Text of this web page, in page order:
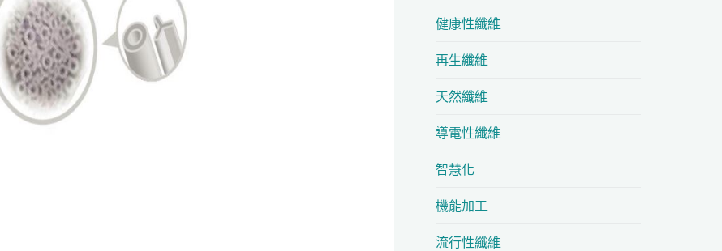
健康性纖維
再生纖維
天然纖維
導電性纖維
智慧化
機能加工
流行性纖維